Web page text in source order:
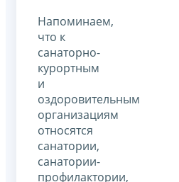
Напоминаем,
что к
санаторно-
курортным
и
оздоровительным
организациям
относятся
санатории,
санатории-
профилактории,